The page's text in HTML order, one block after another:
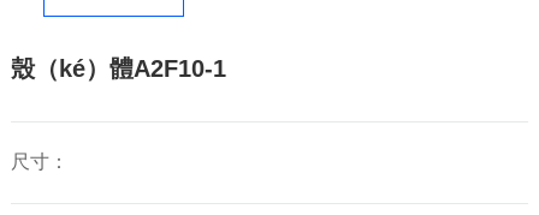
殼（ké）體A2F10-1
尺寸：